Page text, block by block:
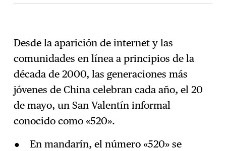
→ Suscríbase
Desde la aparición de internet y las
comunidades en línea a principios de la
década de 2000, las generaciones más
jóvenes de China celebran cada año, el 20
de mayo, un San Valentín informal
conocido como «520».
En mandarín, el número «520» se